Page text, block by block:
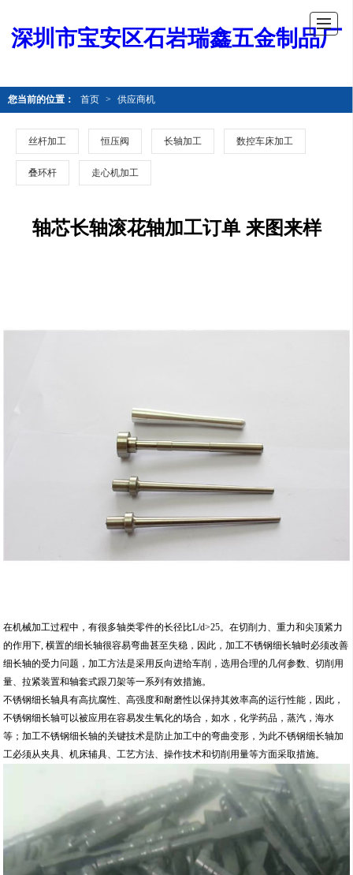
深圳市宝安区石岩瑞鑫五金制品厂
您当前的位置： 首页 > 供应商机
丝杆加工 恒压阀 长轴加工 数控车床加工
叠环杆 走心机加工
轴芯长轴滚花轴加工订单 来图来样
在机械加工过程中，有很多轴类零件的长径比L/d>25。在切削力、重力和尖顶紧力
的作用下, 横置的细长轴很容易弯曲甚至失稳，因此，加工不锈钢细长轴时必须改善
细长轴的受力问题，加工方法是采用反向进给车削，选用合理的几何参数、切削用
量、拉紧装置和轴套式跟刀架等一系列有效措施。
不锈钢细长轴具有高抗腐性、高强度和耐磨性以保持其效率高的运行性能，因此，
不锈钢细长轴可以被应用在容易发生氧化的场合，如水，化学药品，蒸汽，海水
等；加工不锈钢细长轴的关键技术是防止加工中的弯曲变形，为此不锈钢细长轴加
工必须从夹具、机床辅具、工艺方法、操作技术和切削用量等方面采取措施。